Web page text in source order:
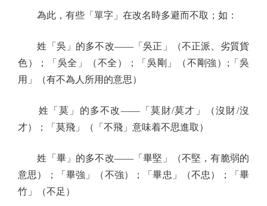
為此，有些「單字」在改名時多避而不取；如：
姓「吳」的多不改——「吳正」（不正派、劣質貨
色）；「吳全」（不全）；「吳剛」（不剛強）;「吳
用」（有不為人所用的意思）
姓「莫」的多不改——「莫財/莫才」（沒財/沒
才）；「莫飛」（「不飛」意味着不思進取）
姓「畢」的多不改——「畢堅」（不堅，有脆弱的
意思）；「畢強」（不強）；「畢忠」（不忠）；「畢
竹」（不足）